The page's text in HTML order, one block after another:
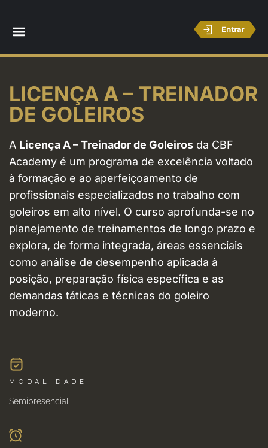
LICENÇA A – TREINADOR
DE GOLEIROS
A Licença A – Treinador de Goleiros da CBF
Academy é um programa de excelência voltado
à formação e ao aperfeiçoamento de
profissionais especializados no trabalho com
goleiros em alto nível. O curso aprofunda-se no
planejamento de treinamentos de longo prazo e
explora, de forma integrada, áreas essenciais
como análise de desempenho aplicada à
posição, preparação física específica e as
demandas táticas e técnicas do goleiro
moderno.
MODALIDADE
Semipresencial